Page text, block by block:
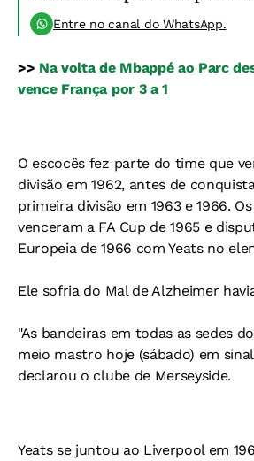
Entre no canal do WhatsApp.
>> Na volta de Mbappé ao Parc
vence França por 3 a 1
O escocês fez parte do time que
divisão em 1962, antes de
primeira divisão em 1963 e 1966.
venceram a FA Cup de 1965 e
Europeia de 1966 com Yeats no
Ele sofria do Mal de Alzheimer
"As bandeiras em todas as sedes
meio mastro hoje (sábado) em
declarou o clube de Merseyside.
Yeats se juntou ao Liverpool em